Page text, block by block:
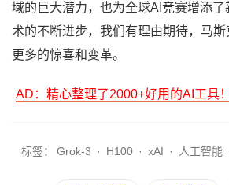
域的巨大潜力，也为全球AI竞赛增添
术的不断进步，我们有理由期待，马
更多的惊喜和变革。
AD：精心整理了2000+好用的AI工具
标签： Grok-3 · H100 · xAI · 人工智能